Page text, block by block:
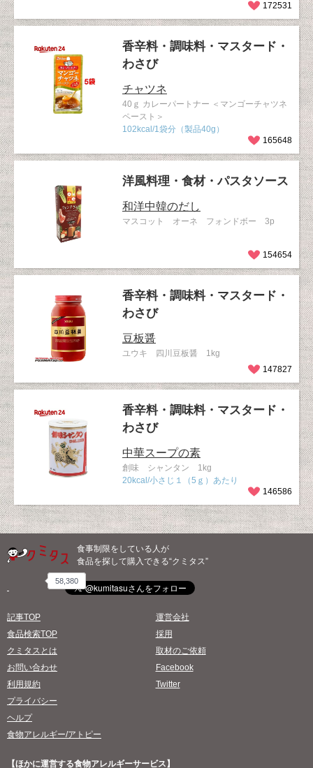
172531
香辛料・調味料・マスタード・
わさび
チャツネ
40ｇ カレーパートナー ＜マンゴーチャツネ
ペースト＞
102kcal/1袋分（製品40g）
165648
洋風料理・食材・パスタソース
和洋中韓のだし
マスコット オーネ フォンドボー 3p
154654
香辛料・調味料・マスタード・
わさび
豆板醤
ユウキ 四川豆板醤 1kg
147827
香辛料・調味料・マスタード・
わさび
中華スープの素
創味 シャンタン 1kg
20kcal/小さじ１（5ｇ）あたり
146586
食事制限をしている人が
食品を探して購入できる“クミタス”
58,380
記事TOP
食品検索TOP
クミタスとは
お問い合わせ
利用規約
プライバシー
ヘルプ
食物アレルギー/アトピー
運営会社
採用
取材のご依頼
Facebook
Twitter
【ほかに運営する食物アレルギーサービス】